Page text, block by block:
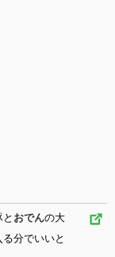
おでんの大
分でいいと